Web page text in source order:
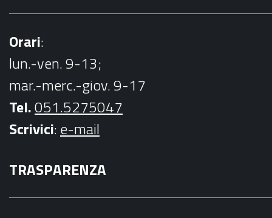
Orari:
lun.-ven. 9-13;
mar.-merc.-giov. 9-17
Tel.051.5275047
Scrivici:e-mail
TRASPARENZA